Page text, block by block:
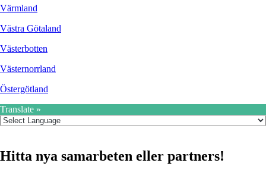
Värmland
Västra Götaland
Västerbotten
Västernorrland
Östergötland
Translate »
Hitta nya samarbeten eller partners!